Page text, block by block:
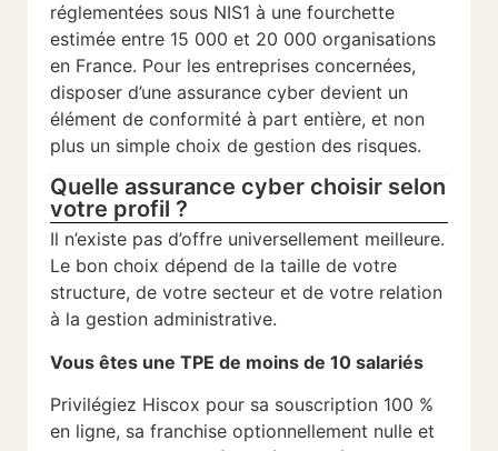
réglementées sous NIS1 à une fourchette
estimée entre 15 000 et 20 000 organisations
en France. Pour les entreprises concernées,
disposer d’une assurance cyber devient un
élément de conformité à part entière, et non
plus un simple choix de gestion des risques.
Quelle assurance cyber choisir selon
votre profil ?
Il n’existe pas d’offre universellement meilleure.
Le bon choix dépend de la taille de votre
structure, de votre secteur et de votre relation
à la gestion administrative.
Vous êtes une TPE de moins de 10 salariés
Privilégiez Hiscox pour sa souscription 100 %
en ligne, sa franchise optionnellement nulle et